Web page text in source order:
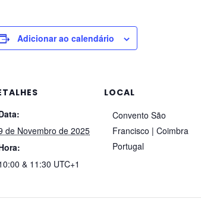
Adicionar ao calendário
de Novembro de 2025
& 11:30 UTC+1
LOCAL
Convento São
Francisco | Coimbra
Portugal